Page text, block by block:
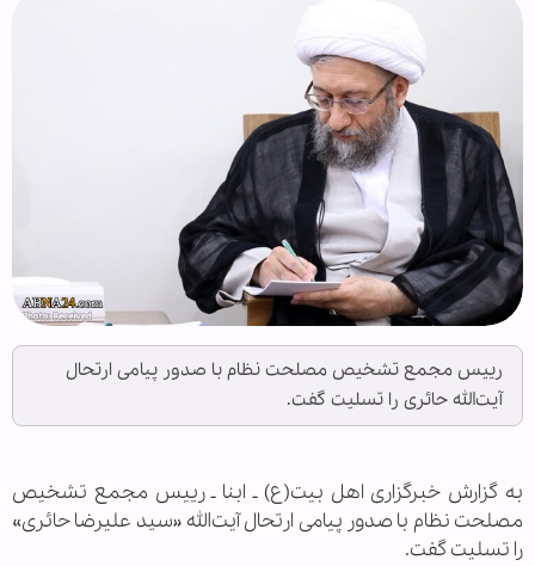
رییس مجمع تشخیص مصلحت نظام با صدور پیامی ارتحال
آیت‌الله حائری را تسلیت گفت.
به گزارش خبرگزاری اهل بیت(ع) ـ ابنا ـ رییس مجمع تشخیص
مصلحت نظام با صدور پیامی ارتحال آیت‌الله «سيد علیرضا حائری»
را تسلیت گفت.